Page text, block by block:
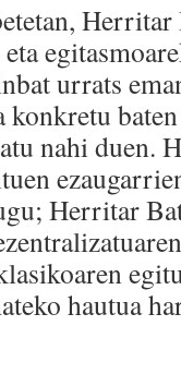
Herritar
urrats
konkretu
nahi duen.
Herritar
hautua